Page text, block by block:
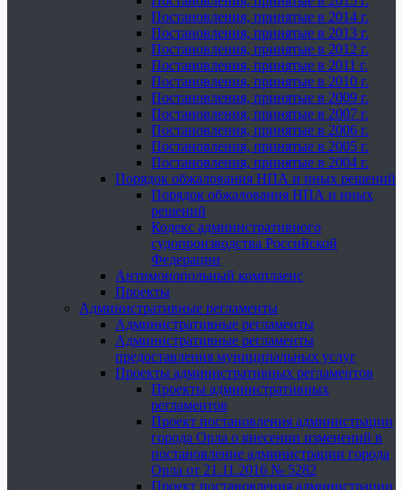
Постановления, принятые в 2014 г.
Постановления, принятые в 2013 г.
Постановления, принятые в 2012 г.
Постановления, принятые в 2011 г.
Постановления, принятые в 2010 г.
Постановления, принятые в 2009 г.
Постановления, принятые в 2007 г.
Постановления, принятые в 2006 г.
Постановления, принятые в 2005 г.
Постановления, принятые в 2004 г.
Порядок обжалования НПА и иных решений
Порядок обжалования НПА и иных
решений
Кодекс административного
судопроизводства Российской
Федерации
Антимонопольный комплаенс
Проекты
Административные регламенты
Административные регламенты
Административные регламенты
предоставления муниципальных услуг
Проекты административных регламентов
Проекты административных
регламентов
Проект постановления администрации
города Орла о внесении изменений в
постановление администрации города
Орла от 21.11.2016 № 5282
Проект постановления администрации